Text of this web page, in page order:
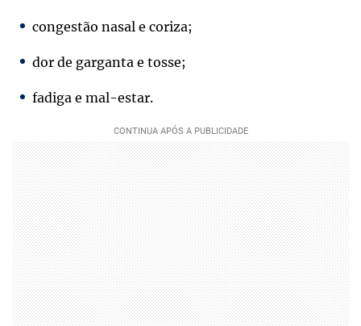
congestão nasal e coriza;
dor de garganta e tosse;
fadiga e mal-estar.